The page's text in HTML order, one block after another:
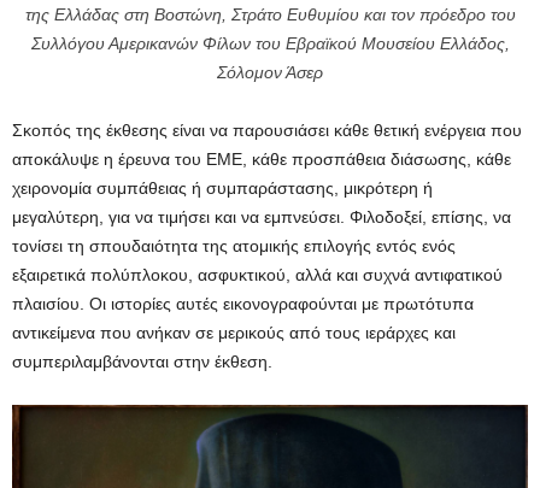
της Ελλάδας στη Βοστώνη, Στράτο Ευθυμίου και τον πρόεδρο του
Συλλόγου Αμερικανών Φίλων του Εβραϊκού Μουσείου Ελλάδος,
Σόλομον Άσερ
Σκοπός της έκθεσης είναι να παρουσιάσει κάθε θετική ενέργεια που
αποκάλυψε η έρευνα του ΕΜΕ, κάθε προσπάθεια διάσωσης, κάθε
χειρονομία συμπάθειας ή συμπαράστασης, μικρότερη ή
μεγαλύτερη, για να τιμήσει και να εμπνεύσει. Φιλοδοξεί, επίσης, να
τονίσει τη σπουδαιότητα της ατομικής επιλογής εντός ενός
εξαιρετικά πολύπλοκου, ασφυκτικού, αλλά και συχνά αντιφατικού
πλαισίου. Οι ιστορίες αυτές εικονογραφούνται με πρωτότυπα
αντικείμενα που ανήκαν σε μερικούς από τους ιεράρχες και
συμπεριλαμβάνονται στην έκθεση.